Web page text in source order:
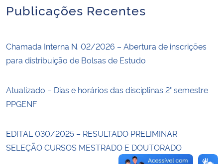
Secretaria-Geral
Secretaria de Governo
Advocacia-Geral da União
Planalto
Publicações Recentes
Chamada Interna N. 02/2026 – Abertura de inscrições
para distribuição de Bolsas de Estudo
Atualizado – Dias e horários das disciplinas 2° semestre
PPGENF
EDITAL 030/2025 – RESULTADO PRELIMINAR
SELEÇÃO CURSOS MESTRADO E DOUTORADO